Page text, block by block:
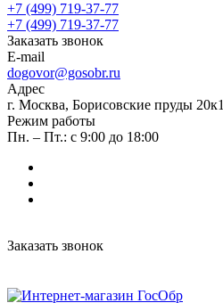
+7 (499) 719-37-77
+7 (499) 719-37-77
Заказать звонок
E-mail
dogovor@gosobr.ru
Адрес
г. Москва, Борисовские пруды 20к1
Режим работы
Пн. – Пт.: с 9:00 до 18:00
Заказать звонок